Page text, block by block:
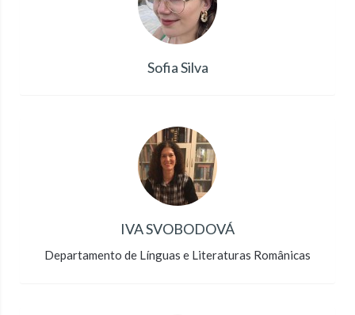
Sofia Silva
IVA SVOBODOVÁ
Departamento de Línguas e Literaturas Românicas